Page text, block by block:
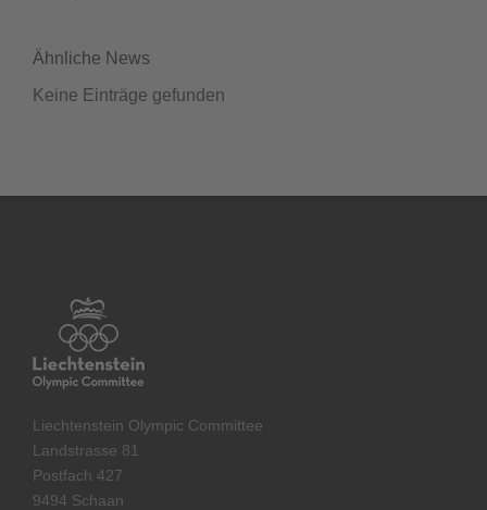
Ähnliche News
Keine Einträge gefunden
Liechtenstein Olympic Committee
Landstrasse 81
Postfach 427
9494 Schaan